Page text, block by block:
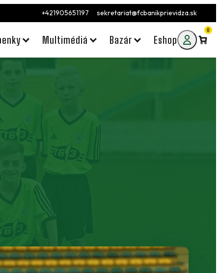
+421905651197 sekretariat@fcbanikprievidza.sk
Multimédiá Bazár Eshop
0